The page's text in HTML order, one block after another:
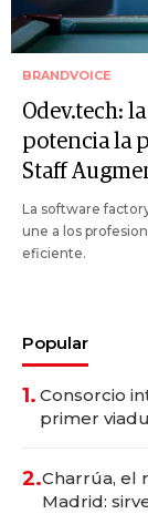
BRANDVOICE
Odev.tech:
potencia la
Staff
La software
une a los
eficiente.
Popular
1. Consorcio
primer
2.Charrúa, el
Madrid: